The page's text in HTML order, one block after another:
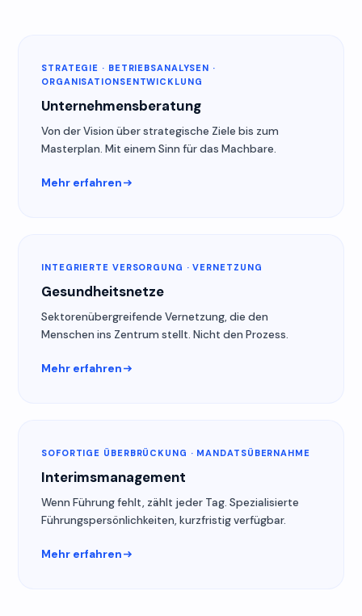
STRATEGIE · BETRIEBSANALYSEN ·
ORGANISATIONSENTWICKLUNG
Unternehmensberatung
Von der Vision über strategische Ziele bis zum
Masterplan. Mit einem Sinn für das Machbare.
Mehr erfahren
INTEGRIERTE VERSORGUNG · VERNETZUNG
Gesundheitsnetze
Sektorenübergreifende Vernetzung, die den
Menschen ins Zentrum stellt. Nicht den Prozess.
Mehr erfahren
SOFORTIGE ÜBERBRÜCKUNG · MANDATSÜBERNAHME
Interimsmanagement
Wenn Führung fehlt, zählt jeder Tag. Spezialisierte
Führungspersönlichkeiten, kurzfristig verfügbar.
Mehr erfahren